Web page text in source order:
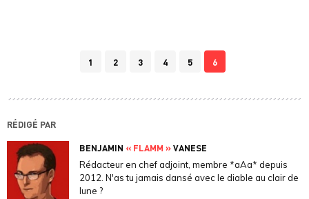
1 2 3 4 5 6
RÉDIGÉ PAR
BENJAMIN « FLAMM »VANESE
Rédacteur en chef adjoint, membre *aAa* depuis
2012. N'as tu jamais dansé avec le diable au clair de
lune ?